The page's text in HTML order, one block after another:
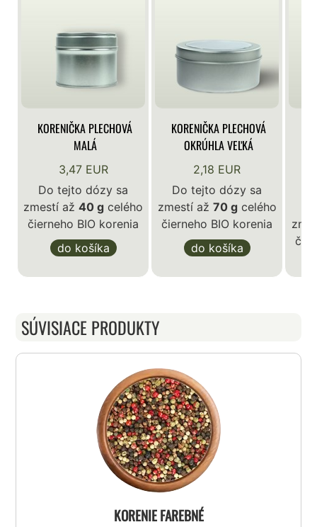
KORENIČKA PLECHOVÁ
MALÁ
3,47 EUR
Do tejto dózy sa
zmestí až40 g celého
čierneho BIO korenia
do košíka
KORENIČKA PLECHOVÁ
OKRÚHLA VEĽKÁ
2,18 EUR
Do tejto dózy sa
zmestí až 70 gcelého
čierneho BIO korenia
do košíka
SÚVISIACE PRODUKTY
KORENIE FAREBNÉ